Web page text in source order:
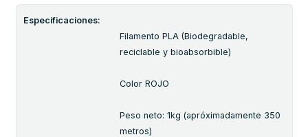
Especificaciones:
Filamento PLA (Biodegradable,
reciclable y bioabsorbible)
Color ROJO
Peso neto: 1kg (apróximadamente 350
metros)